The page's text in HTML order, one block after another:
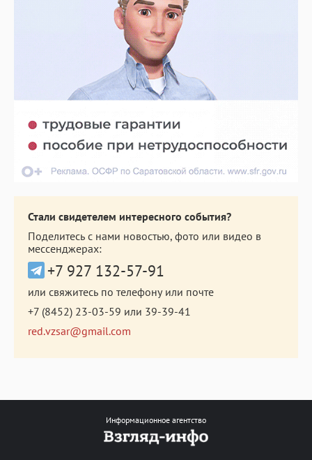
Стали свидетелем интересного события?
Поделитесь с нами новостью, фото или видео в
мессенджерах:
+7 927 132-57-91
или свяжитесь по телефону или почте
+7 (8452) 23-03-59 или 39-39-41
red.vzsar@gmail.com
Информационное агентство